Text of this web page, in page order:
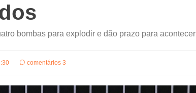
bombas para explodir e dão prazo para acontecer
comentários 3